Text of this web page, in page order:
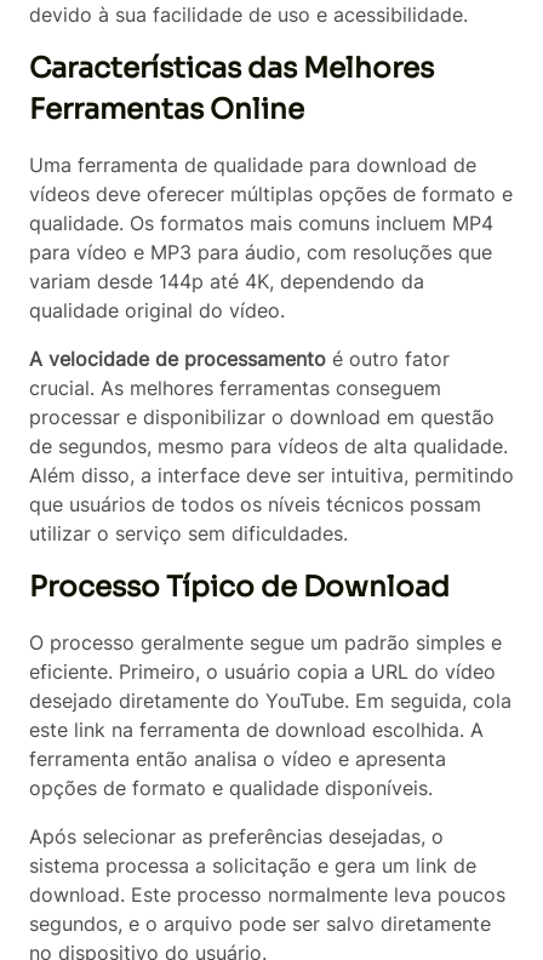
devido à sua facilidade de uso e acessibilidade.
Características das Melhores
Ferramentas Online
Uma ferramenta de qualidade para download de
vídeos deve oferecer múltiplas opções de formato e
qualidade. Os formatos mais comuns incluem MP4
para vídeo e MP3 para áudio, com resoluções que
variam desde 144p até 4K, dependendo da
qualidade original do vídeo.
A velocidade de processamento é outro fator
crucial. As melhores ferramentas conseguem
processar e disponibilizar o download em questão
de segundos, mesmo para vídeos de alta qualidade.
Além disso, a interface deve ser intuitiva, permitindo
que usuários de todos os níveis técnicos possam
utilizar o serviço sem dificuldades.
Processo Típico de Download
O processo geralmente segue um padrão simples e
eficiente. Primeiro, o usuário copia a URL do vídeo
desejado diretamente do YouTube. Em seguida, cola
este link na ferramenta de download escolhida. A
ferramenta então analisa o vídeo e apresenta
opções de formato e qualidade disponíveis.
Após selecionar as preferências desejadas, o
sistema processa a solicitação e gera um link de
download. Este processo normalmente leva poucos
segundos, e o arquivo pode ser salvo diretamente
no dispositivo do usuário.